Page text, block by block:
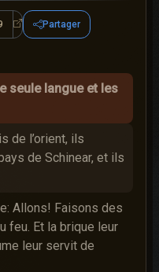
Genèse 11:1-9
Partager
seule langue et les
de l’orient, ils
de Schinear, et ils
Allons! Faisons des
feu. Et la brique leur
leur servit de